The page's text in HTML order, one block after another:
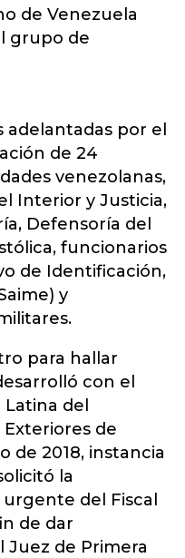
de Venezuela
grupo de
adelantadas por el
de 24
venezolanas,
Interior y Justicia,
Defensoría del
funcionarios
de Identificación,
y
para hallar
con el
del
de
de 2018, instancia
la
del Fiscal
de dar
de Primera